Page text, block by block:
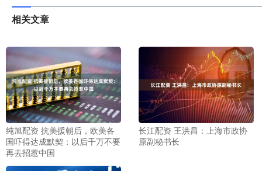
相关文章
纯旭配资 抗美援朝后，欧美各
国吓得达成默契：以后千万不要
再去招惹中国
长江配资 王洪昌：上海市政协
原副秘书长